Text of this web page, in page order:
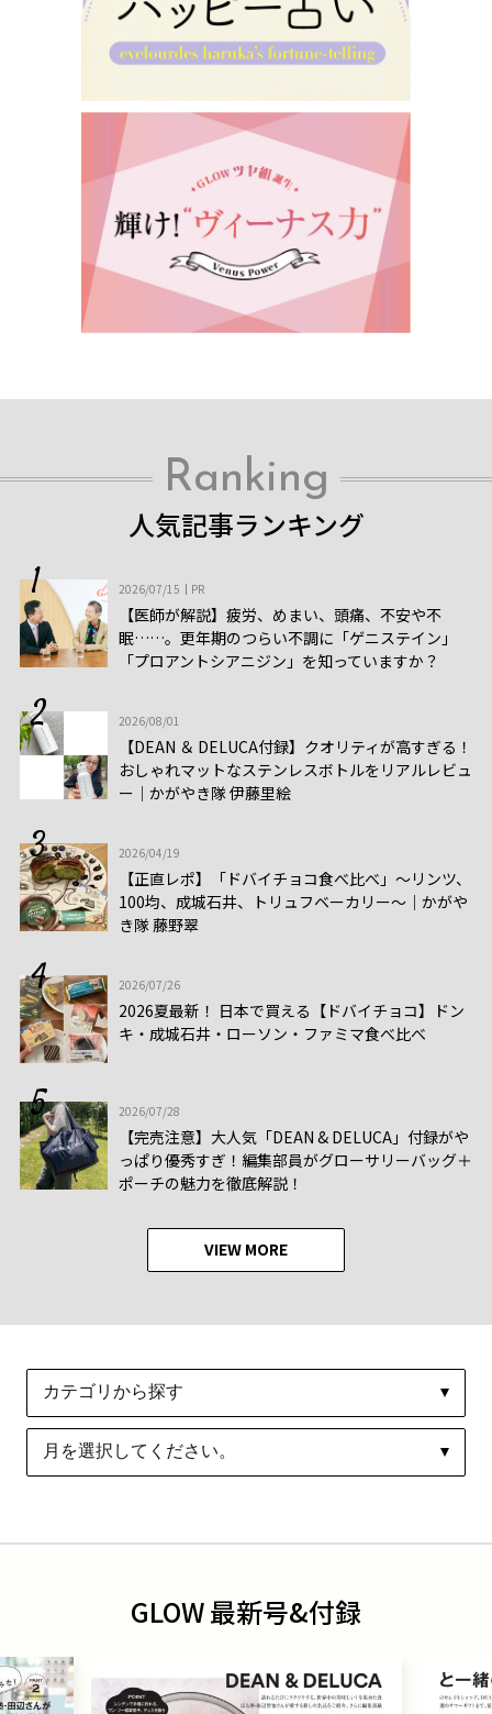
Ranking
人気記事ランキング
2026/07/15 PR
【医師が解説】疲労、めまい、頭痛、不安や不
眠……。更年期のつらい不調に「ゲニステイン」
「プロアントシアニジン」を知っていますか？
2026/08/01
【DEAN ＆ DELUCA付録】クオリティが高すぎる！
おしゃれマットなステンレスボトルをリアルレビュ
ー│かがやき隊 伊藤里絵
2026/04/19
【正直レポ】「ドバイチョコ食べ比べ」～リンツ、
100均、成城石井、トリュフベーカリー～｜かがや
き隊 藤野翠
2026/07/26
2026夏最新！ 日本で買える【ドバイチョコ】ドン
キ・成城石井・ローソン・ファミマ食べ比べ
2026/07/28
【完売注意】大人気「DEAN & DELUCA」付録がや
っぱり優秀すぎ！編集部員がグローサリーバッグ＋
ポーチの魅力を徹底解説！
VIEW MORE
GLOW 最新号&付録